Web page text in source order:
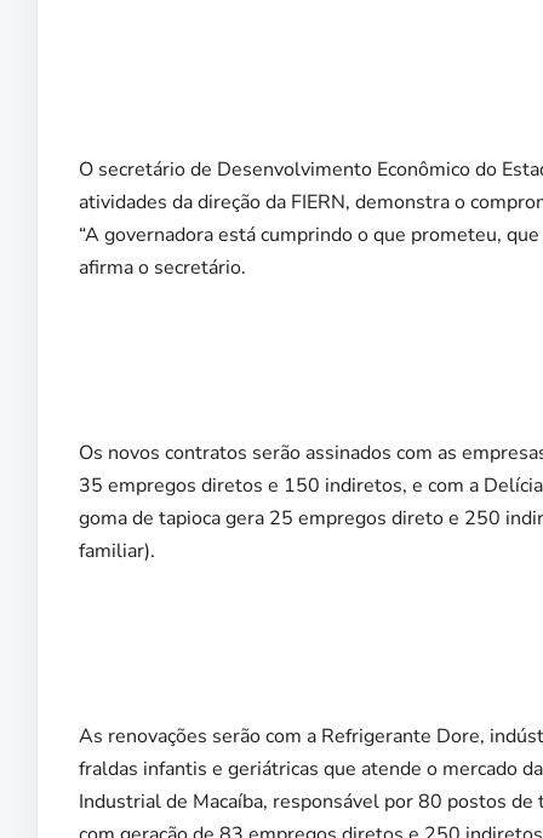
O secretário de Desenvolvimento Econômico do
atividades da direção da FIERN, demonstra o
“A governadora está cumprindo o que prometeu,
afirma o secretário.
Os novos contratos serão assinados com as
35 empregos diretos e 150 indiretos, e com a
goma de tapioca gera 25 empregos direto e 250
familiar).
As renovações serão com a Refrigerante Dore,
fraldas infantis e geriátricas que atende o mercado
Industrial de Macaíba, responsável por 80 postos